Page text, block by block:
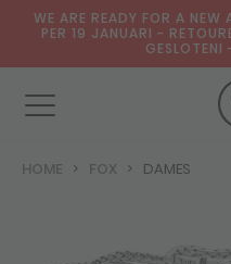
WE ARE READY FOR A
PER 19 JANUARI -
GESLOTENI
HOME FOX DAMES